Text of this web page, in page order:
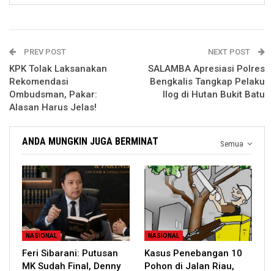
PREV POST
KPK Tolak Laksanakan
Rekomendasi
Ombudsman, Pakar:
Alasan Harus Jelas!
NEXT POST
SALAMBA Apresiasi Polres
Bengkalis Tangkap Pelaku
Ilog di Hutan Bukit Batu
Semua
ANDA MUNGKIN JUGA BERMINAT
NASIONAL
Feri Sibarani: Putusan
MK Sudah Final, Denny
NASIONAL
Kasus Penebangan 10
Pohon di Jalan Riau,